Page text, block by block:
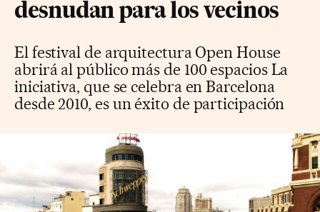
desnudan para los vecinos
El festival de arquitectura Open House
abrirá al público más de 100 espacios La
iniciativa, que se celebra en Barcelona
desde 2010, es un éxito de participación